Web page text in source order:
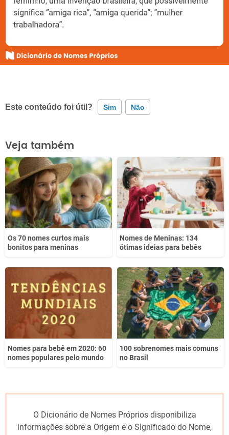
Este conteúdo foi útil? Sim Não
Este conteúdo contém informação incorreta
Este conteúdo não tem a informação que procuro
Outro
Veja também
Os 70 nomes curtos mais
bonitos para meninas
Nomes de Meninas: 134
ótimas ideias para bebês
Nomes para bebê em 2020: 60
nomes populares pelo mundo
100 sobrenomes mais comuns
no Brasil
O Dicionário de Nomes Próprios disponibiliza
informações sobre a Origem e o Significado do Nome,